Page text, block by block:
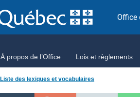
Office
À propos de l’Office Lois et règlements
Liste des lexiques et vocabulaires